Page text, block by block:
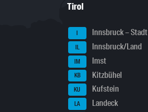
Tirol
I Innsbruck – Stadt
IL Innsbruck/Land
IM Imst
KB Kitzbühel
KU Kufstein
LA Landeck